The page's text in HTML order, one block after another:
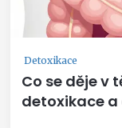
Detoxikace
Co se děje v
detoxikace